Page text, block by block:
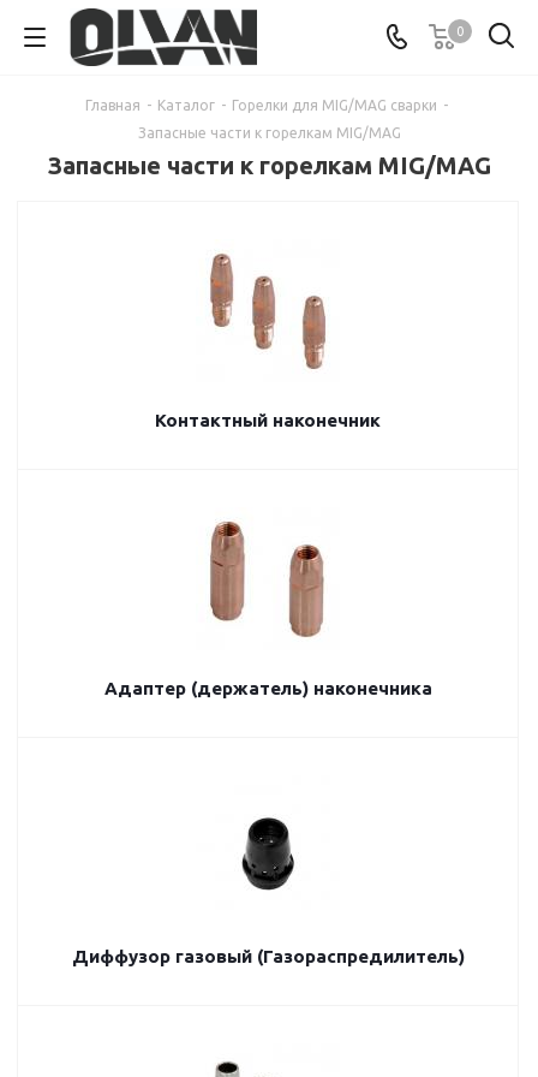
0
Главная - Каталог - Горелки для MIG/MAG сварки -
Запасные части к горелкам MIG/MAG
Запасные части к горелкам MIG/MAG
Контактный наконечник
Адаптер (держатель) наконечника
Диффузор газовый (Газораспредилитель)